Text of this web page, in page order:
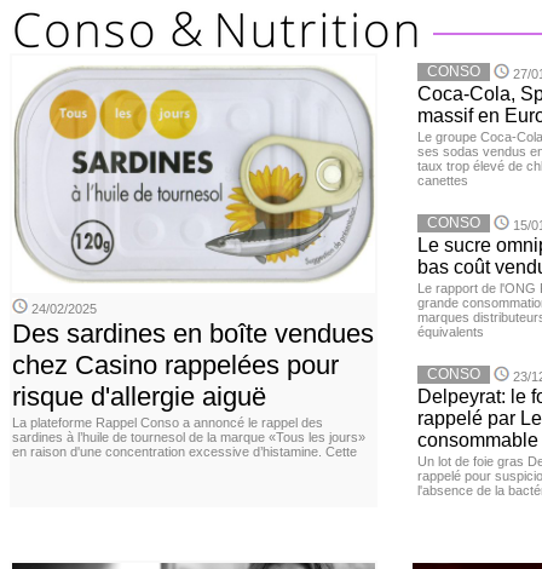
24/02/2025
Des sardines en boîte vendues
chez Casino rappelées pour
risque d'allergie aiguë
La plateforme Rappel Conso a annoncé le rappel des
sardines à l’huile de tournesol de la marque «Tous les jours»
en raison d'une concentration excessive d’histamine. Cette
CONSO 27/
Coca-Cola,
massif en
Le groupe Coca-
ses sodas vendus
taux trop élevé de
canettes
CONSO 15/
Le sucre
bas coût
Le rapport de l'ONG
grande
marques
équivalents
CONSO 23/
Delpeyrat: le
rappelé par
consommable
Un lot de foie gras
rappelé pour
l'absence de la